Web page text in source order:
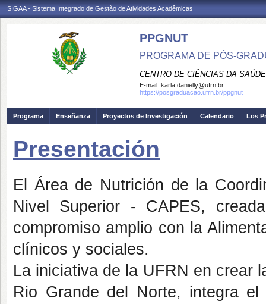
SIGAA - Sistema Integrado de Gestão de Atividades Acadêmicas
PPGNUT
PROGRAMA DE PÓS-
CENTRO DE CIÊNCIAS DA SAÚDE
E-mail: karla.danielly@ufrn.br
https://posgraduacao.ufrn.br/ppgnut
Programa Enseñanza Proyectos de Investigación Calendario Los
Presentación
El Área de Nutrición de la
Nivel Superior - CAPES,
compromiso amplio con la
clínicos y sociales.
La iniciativa de la UFRN en crear
Rio Grande del Norte, integra